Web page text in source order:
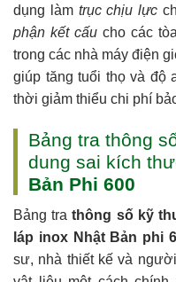
dụng làm trục chịu lực
phận kết cấucho các
trong các nhà máy điện
giúp tăng tuổi thọ và độ
thời giảm thiểu chi phí
Bảng tra thông
dung sai kích
Bản Phi 600
Bảng trathông số kỹ
láp inox Nhật Bản phi
sư, nhà thiết kế và